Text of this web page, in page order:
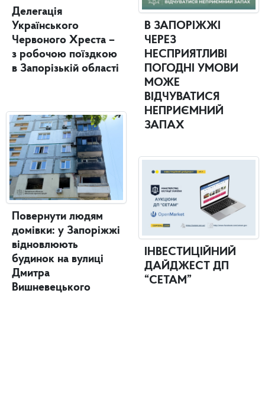
Делегація
Українського
Червоного Хреста –
з робочою поїздкою
в Запорізькій області
Повернути людям
домівки: у Запоріжжі
відновлюють
будинок на вулиці
Дмитра
Вишневецького
В ЗАПОРІЖЖІ
ЧЕРЕЗ
НЕСПРИЯТЛИВІ
ПОГОДНІ УМОВИ
МОЖЕ
ВІДЧУВАТИСЯ
НЕПРИЄМНИЙ
ЗАПАХ
ІНВЕСТИЦІЙНИЙ
ДАЙДЖЕСТ ДП
“СЕТАМ”